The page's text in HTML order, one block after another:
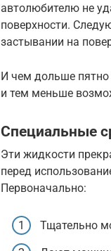
автолюбителю не
поверхности.
застывании на
И чем дольше пятно
и тем меньше
Специальные
Эти жидкости
перед
Первоначально:
Тщательно